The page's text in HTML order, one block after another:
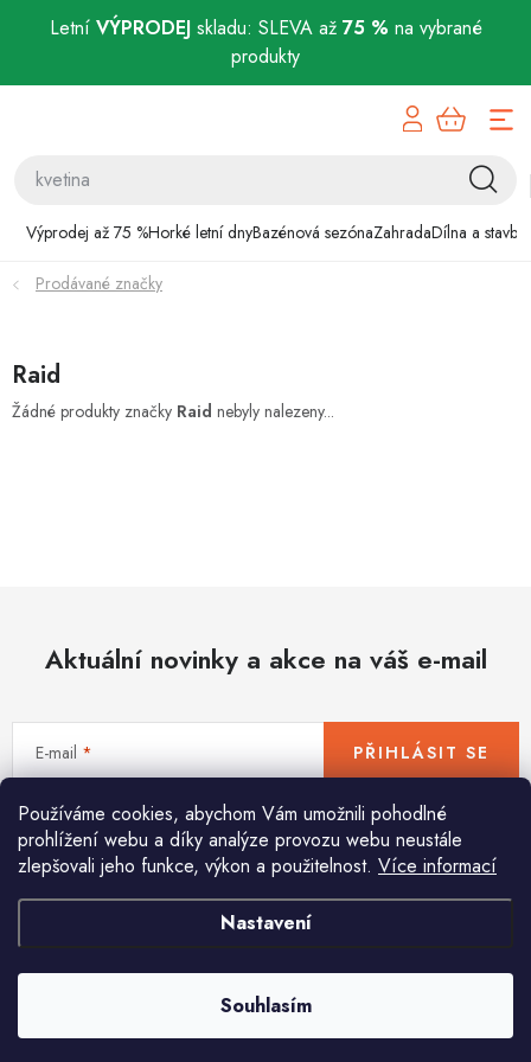
Letní VÝPRODEJskladu: SLEVA až 75 % na vybrané
produkty
Používáme cookies, abychom Vám umožnili pohodlné
prohlížení webu a díky analýze provozu webu neustále
zlepšovali jeho funkce, výkon a použitelnost. Více informací
Nastavení
Souhlasím
Výprodej až 75 %Horké letní dnyBazénová sezónaZahradaDílna a stavba
Bazénová sezóna
Zahrada
Domácnost
Novinky
World Cleanup Day
Akční ceny
Půjčovna Kontaktuje nás
Obchodní podmínky
Vrácení a reklamace
Podmínky ochrany osobních údajů
Obchodní podmínky pro podnikatele
Způsob doručení a platby
Zásady používání cookies
Prodávané značky
Raid
Žádné produkty značky Raid nebyly nalezeny...
Aktuální novinky a akce na váš e-mail
E-mail
Vložením e-mailu souhlasíte spodmínkami ochrany osobních údajů
PŘIHLÁSIT SE
Pomůžeme vám s výběrem
Potřebujete s něčím poradit? Jsme tu pro vás!
info@huka.cz